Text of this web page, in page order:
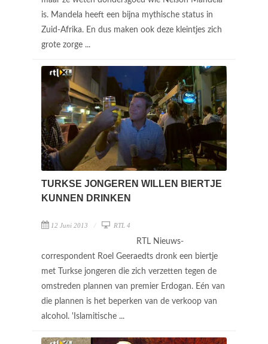
is. Mandela heeft een bijna mythische status in
Zuid-Afrika. En dus maken ook deze kleintjes zich
grote zorge ...
TURKSE JONGEREN WILLEN BIERTJE
KUNNEN DRINKEN
12 Juni 2013 RTL 4
RTL Nieuws-
correspondent Roel Geeraedts dronk een biertje
met Turkse jongeren die zich verzetten tegen de
omstreden plannen van premier Erdogan. Eén van
die plannen is het beperken van de verkoop van
alcohol. 'Islamitische ...